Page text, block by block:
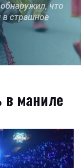
что
в страшное
в маниле